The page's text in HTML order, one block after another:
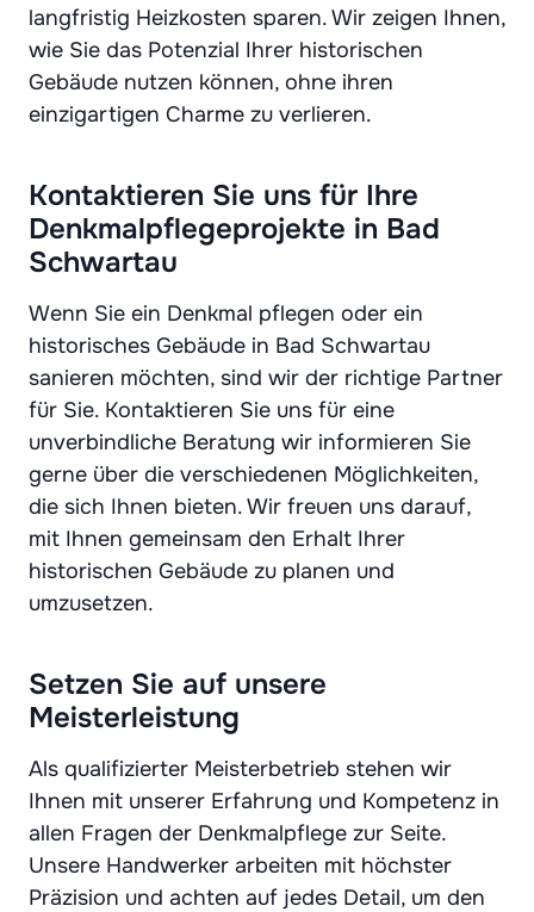
langfristig Heizkosten sparen. Wir zeigen Ihnen,
wie Sie das Potenzial Ihrer historischen
Gebäude nutzen können, ohne ihren
einzigartigen Charme zu verlieren.
Kontaktieren Sie uns für Ihre
Denkmalpflegeprojekte in Bad
Schwartau
Wenn Sie ein Denkmal pflegen oder ein
historisches Gebäude in Bad Schwartau
sanieren möchten, sind wir der richtige Partner
für Sie. Kontaktieren Sie uns für eine
unverbindliche Beratung wir informieren Sie
gerne über die verschiedenen Möglichkeiten,
die sich Ihnen bieten. Wir freuen uns darauf,
mit Ihnen gemeinsam den Erhalt Ihrer
historischen Gebäude zu planen und
umzusetzen.
Setzen Sie auf unsere
Meisterleistung
Als qualifizierter Meisterbetrieb stehen wir
Ihnen mit unserer Erfahrung und Kompetenz in
allen Fragen der Denkmalpflege zur Seite.
Unsere Handwerker arbeiten mit höchster
Präzision und achten auf jedes Detail, um den